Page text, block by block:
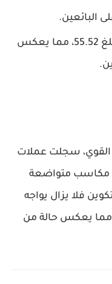
البائعين.
55.52، مما يعكس
القوي، سجلت عملات
مكاسب متواضعة
فلا يزال يواجه
مما يعكس حالة من